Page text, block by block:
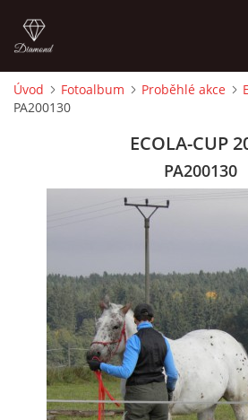
ÚVOD
STÁJ ECOLA (HAKLOVY DVORY)
ECOLA EQUESTRIAN
PROBĚHLÉ AKCE
Úvod Fotoalbum Proběhlé akce
PA200130
ECOLA-CUP
PA200130